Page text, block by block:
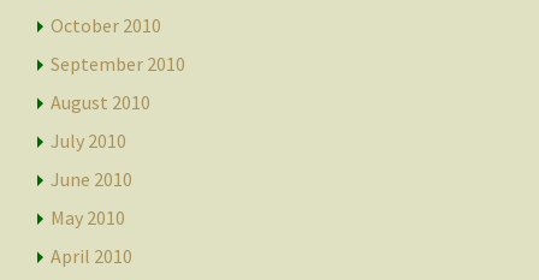
October 2010
September 2010
August 2010
July 2010
June 2010
May 2010
April 2010